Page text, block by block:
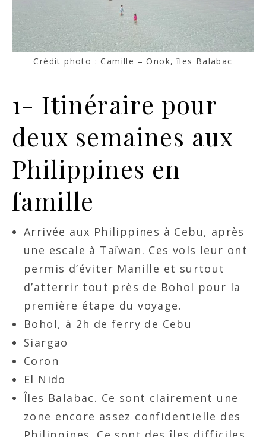
Crédit photo : Camille – Onok, îles Balabac
1- Itinéraire pour
deux semaines aux
Philippines en
famille
Arrivée aux Philippines à Cebu, après
une escale à Taïwan. Ces vols leur ont
permis d’éviter Manille et surtout
d’atterrir tout près de Bohol pour la
première étape du voyage.
Bohol, à 2h de ferry de Cebu
Siargao
Coron
El Nido
Îles Balabac. Ce sont clairement une
zone encore assez confidentielle des